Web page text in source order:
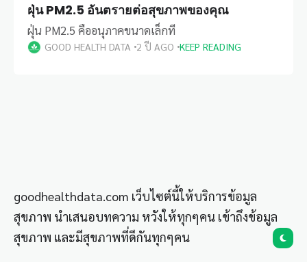
ฝุ่น PM2.5 อันตรายต่อสุขภาพของคุณ
ฝุ่น PM2.5 คืออนุภาคขนาดเล็กที
GOOD HEALTH DATA 2 ปี AGO KEEP READING
goodhealthdata.com เว็บไซต์นี้ให้บริการข้อมูล
สุขภาพ นำเสนอบทความ หวังให้ทุกๆคน เข้าถึงข้อมูล
สุขภาพ และมีสุขภาพที่ดีกันทุกๆคน